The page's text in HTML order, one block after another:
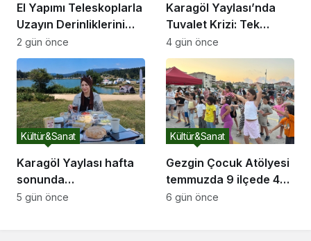
El Yapımı Teleskoplarla
Uzayın Derinliklerini
Keşfediyorlar
2 gün önce
Karagöl Yaylası’nda
Tuvalet Krizi: Tek
Tuvalet Binlerce
Ziyaretçiye Yetmiyor
4 gün önce
Karagöl Yaylası hafta
sonunda
doğaseverlerin akınına
Kültür&Sanat
5 gün önce
Gezgin Çocuk Atölyesi
temmuzda 9 ilçede 4
bini aşkın çocuğun
Kültür&Sanat
6 gün önce